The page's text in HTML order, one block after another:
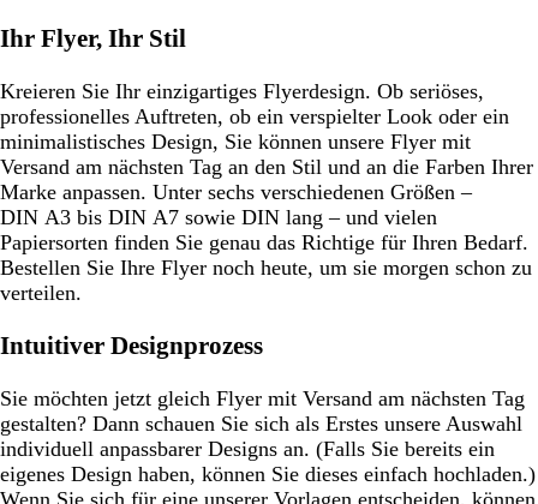
Ihr Flyer, Ihr Stil
Kreieren Sie Ihr einzigartiges Flyerdesign. Ob seriöses,
professionelles Auftreten, ob ein verspielter Look oder ein
minimalistisches Design, Sie können unsere Flyer mit
Versand am nächsten Tag an den Stil und an die Farben Ihrer
Marke anpassen. Unter sechs verschiedenen Größen –
DIN A3 bis DIN A7 sowie DIN lang – und vielen
Papiersorten finden Sie genau das Richtige für Ihren Bedarf.
Bestellen Sie Ihre Flyer noch heute, um sie morgen schon zu
verteilen.
Intuitiver Designprozess
Sie möchten jetzt gleich Flyer mit Versand am nächsten Tag
gestalten? Dann schauen Sie sich als Erstes unsere Auswahl
individuell anpassbarer Designs an. (Falls Sie bereits ein
eigenes Design haben, können Sie dieses einfach hochladen.)